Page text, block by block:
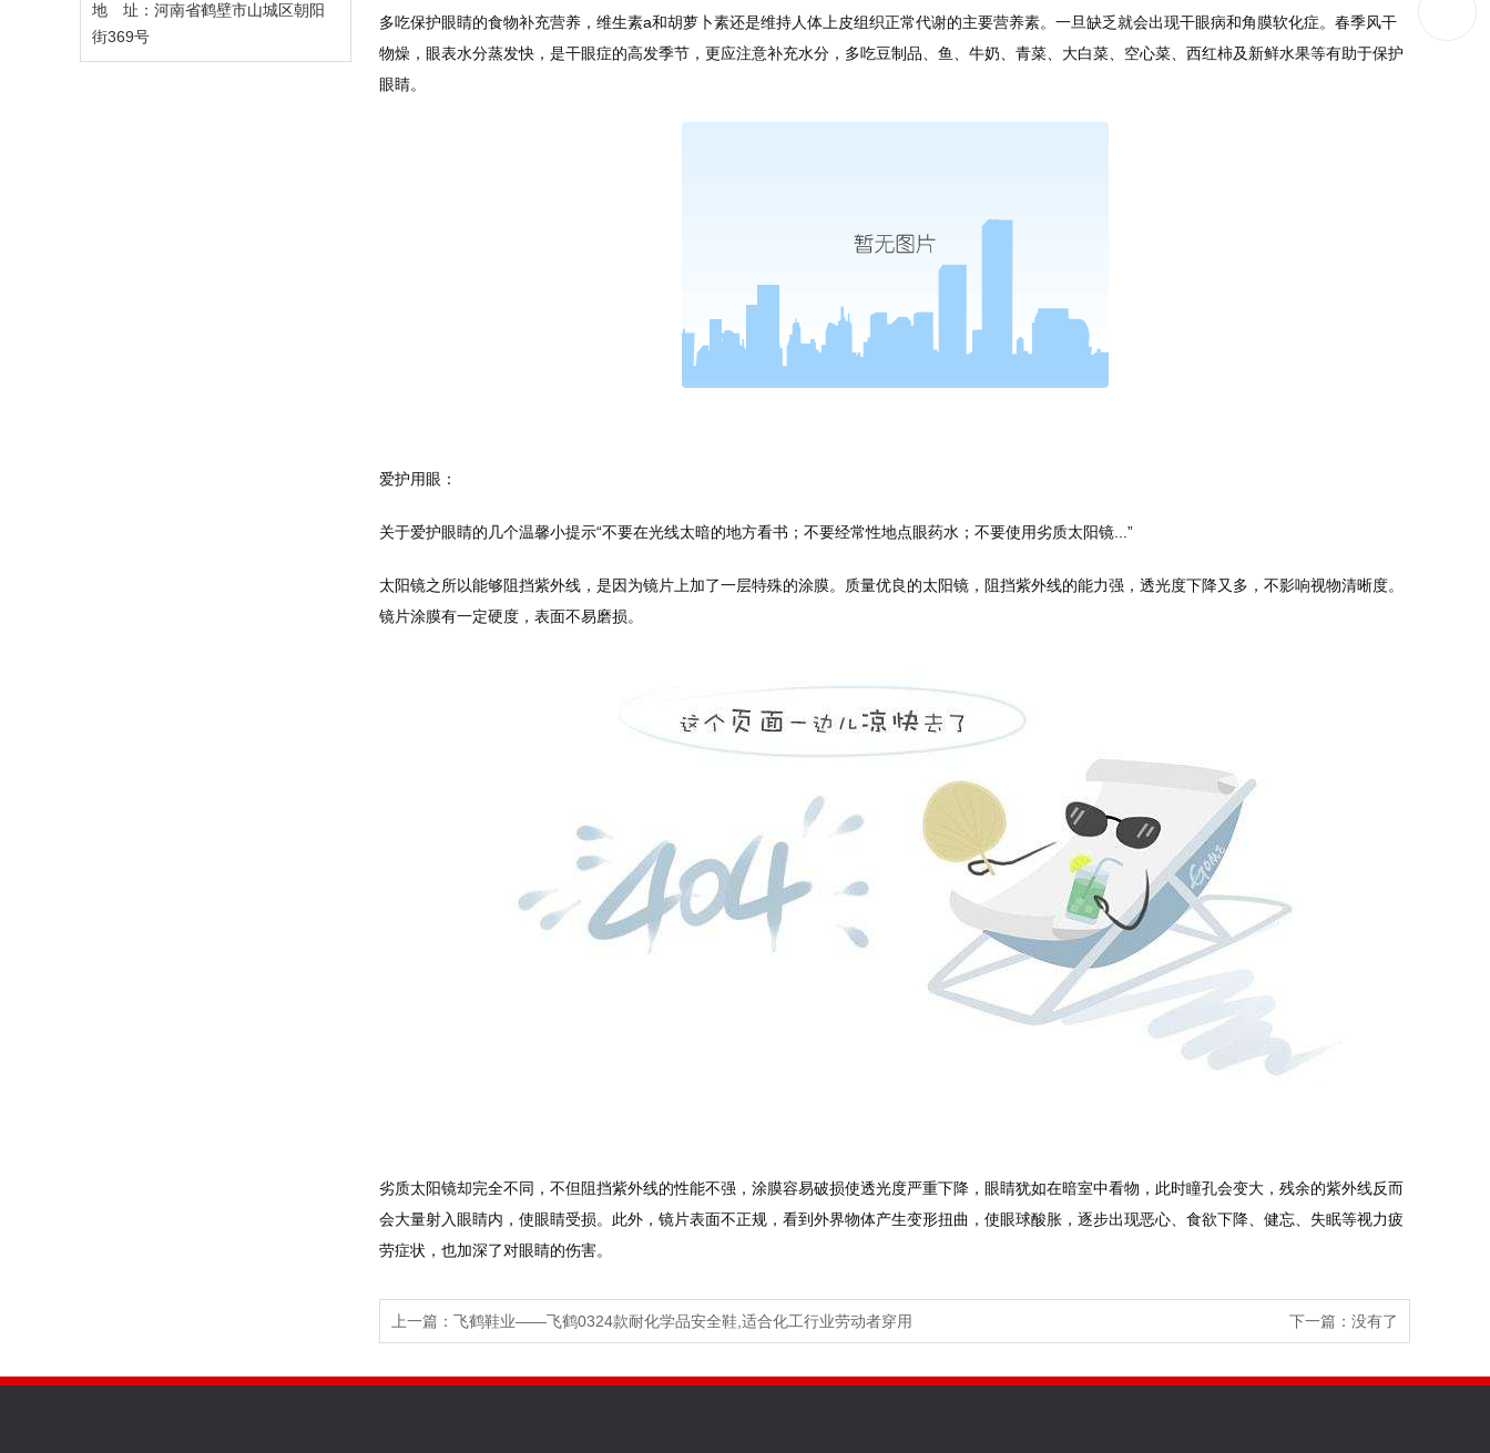
地 址：河南省鹤壁市山城区朝阳
街369号
多吃保护眼睛的食物补充营养，维生素a和胡萝卜素还是维持人体上皮组织正常代谢的主要营养素。一旦缺乏就会出现干眼病和角膜软化症。春季风干
物燥，眼表水分蒸发快，是干眼症的高发季节，更应注意补充水分，多吃豆制品、鱼、牛奶、青菜、大白菜、空心菜、西红柿及新鲜水果等有助于保护
眼睛。
爱护用眼：
关于爱护眼睛的几个温馨小提示“不要在光线太暗的地方看书；不要经常性地点眼药水；不要使用劣质太阳镜...”
太阳镜之所以能够阻挡紫外线，是因为镜片上加了一层特殊的涂膜。质量优良的太阳镜，阻挡紫外线的能力强，透光度下降又多，不影响视物清晰度。
镜片涂膜有一定硬度，表面不易磨损。
劣质太阳镜却完全不同，不但阻挡紫外线的性能不强，涂膜容易破损使透光度严重下降，眼睛犹如在暗室中看物，此时瞳孔会变大，残余的紫外线反而
会大量射入眼睛内，使眼睛受损。此外，镜片表面不正规，看到外界物体产生变形扭曲，使眼球酸胀，逐步出现恶心、食欲下降、健忘、失眠等视力疲
劳症状，也加深了对眼睛的伤害。
上一篇： 飞鹤鞋业——飞鹤0324款耐化学品安全鞋,适合化工行业劳动者穿用 下一篇：没有了